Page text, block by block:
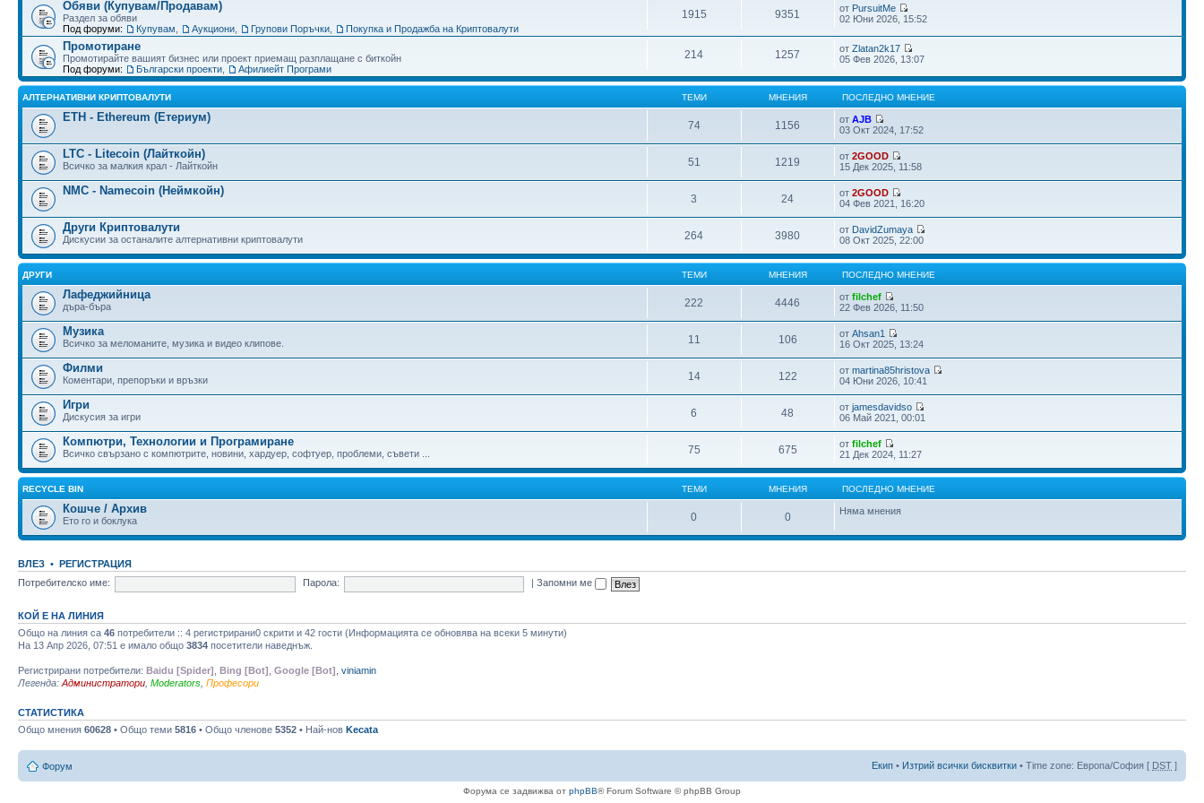
Обяви (Купувам/Продавам)
Раздел за обяви
Под форуми:
Купувам Аукциони Групови Поръчки Покупка и Продажба на Криптовалути
1915 9351 от PursuitMe
02 Юни 2026, 15:52
Промотиране
Промотирайте вашият бизнес или проект приемащ разплащане с биткойн
Под форуми:
Български проекти Афилиейт Програми
214 1257 отZlatan2k17
05 Фев 2026, 13:07
АЛТЕРНАТИВНИ КРИПТОВАЛУТИ ТЕМИ МНЕНИЯ ПОСЛЕДНО МНЕНИЕ
ETH - Ethereum (Етериум)
74 1156 отAJB
03 Окт 2024, 17:52
LTC - Litecoin (Лайткойн)
Всичко за малкия крал - Лайткойн 51 1219 от2GOOD
15 Дек 2025, 11:58
NMC - Namecoin (Неймкойн)
3 24 от2GOOD
04 Фев 2021, 16:20
Други Криптовалути
Дискусии за останалите алтернативни криптовалути 264 3980 от DavidZumaya
08 Окт 2025, 22:00
ДРУГИ ТЕМИ МНЕНИЯ ПОСЛЕДНО МНЕНИЕ
Лафеджийница
дъра-бъра 222 4446 отfilchef
22 Фев 2026, 11:50
Музика
Всичко за меломаните, музика и видео клипове. 11 106 отAhsan1
16 Окт 2025, 13:24
Филми
Коментари, препоръки и връзки 14 122 отmartina85hristova
04 Юни 2026, 10:41
Игри
Дискусия за игри 6 48 отjamesdavidso
06 Май 2021, 00:01
Компютри, Технологии и Програмиране
Всичко свързано с компютрите, новини, хардуер, софтуер, проблеми, съвети ... 75 675 отfilchef
21 Дек 2024, 11:27
RECYCLE BIN ТЕМИ МНЕНИЯ ПОСЛЕДНО МНЕНИЕ
Кошче / Архив
Ето го и боклука 0 0 Няма мнения
ВЛЕЗ • РЕГИСТРАЦИЯ
Потребителско име:
Парола: |Запомни ме
КОЙ Е НА ЛИНИЯ
Общо на линия са 46 потребители :: 4 регистрирани0 скрити и 42 гости (Информацията се обновява на всеки 5 минути)
На 13 Апр 2026, 07:51 е имало общо 3834 посетители наведнъж.
Регистрирани потребители: Baidu [Spider] Bing [Bot] Google [Bot] viniamin
Легенда: Администратори Moderators Професори
СТАТИСТИКА
Общо мнения 60628 • Общо теми 5816 • Общо членове 5352 • Най-нов Kecata
Форум Екип • Изтрий всички бисквитки • Time zone: Европа/София [ DST ]
Форума се задвижва от phpBB® Forum Software © phpBB Group